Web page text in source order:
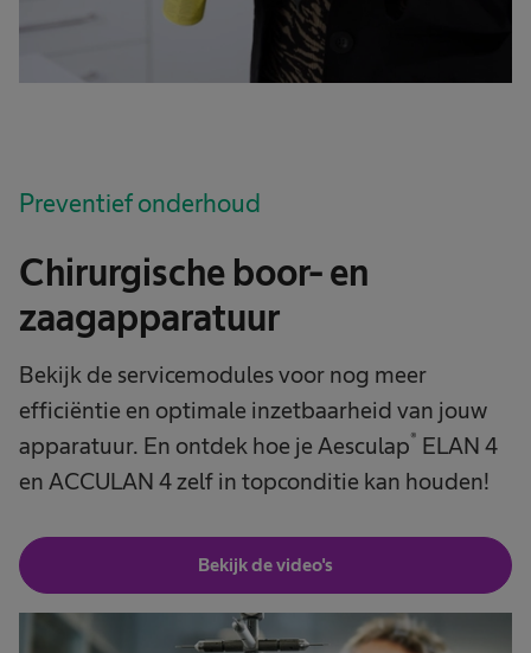
Preventief onderhoud
Chirurgische boor- en
zaagapparatuur
Bekijk de servicemodules voor nog meer
efficiëntie en optimale inzetbaarheid van jouw
apparatuur. En ontdek hoe je Aesculap® ELAN 4
en ACCULAN 4 zelf in topconditie kan houden!
Bekijk de video's